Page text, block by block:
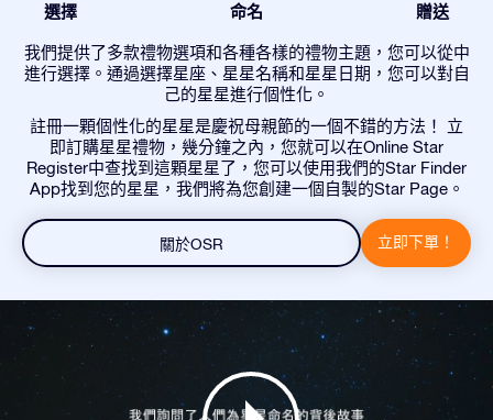
選擇 命名 贈送
我們提供了多款禮物選項和各種各樣的禮物主題，您可以從中
進行選擇。通過選擇星座、星星名稱和星星日期，您可以對自
己的星星進行個性化。
註冊一顆個性化的星星是慶祝母親節的一個不錯的方法！ 立
即訂購星星禮物，幾分鐘之內，您就可以在Online Star
Register中查找到這顆星星了，您可以使用我們的Star Finder
App找到您的星星，我們將為您創建一個自製的Star Page。
關於OSR 立即下單！